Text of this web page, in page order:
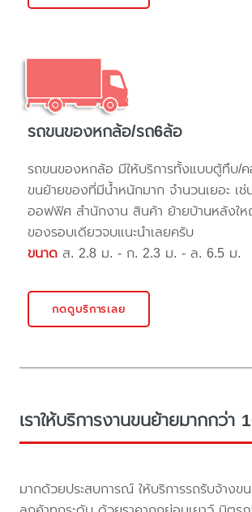
รถขนของหกล้อ/รถ6ล้อ
รถขนของหกล้อ มีให้บริการทั้งแบบตู้ทึบ/ค
ขนย้ายของที่มีน้ำหนักมาก จำนวนเยอะ เ
ออฟฟิศ สำนักงาน สินค้า ย้ายบ้านหลังใ
ของรอบเดียวจบแนะนำเลยครับ
ขนาด ส. 2.8 ม. - ก. 2.3 ม. - ล. 6.5 ม.
กดดูบริการเลย
เราให้บริการงานขนย้ายมากกว่า
มากด้วยประสบการณ์ ให้บริการรถรับจ้าง